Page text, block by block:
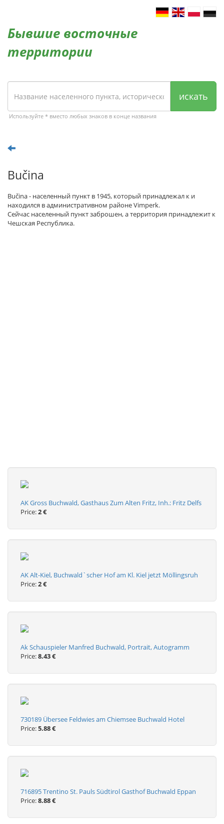
Бывшие восточные
территории
искать
Используйте * вместо любых знаков в конце названия
Bučina
Bučina - населенный пункт в 1945, который принадлежал к и
находился в административном районе Vimperk.
Сейчас населенный пункт заброшен, а территория принадлежит к
Чешская Республика.
AK Gross Buchwald, Gasthaus Zum Alten Fritz, Inh.: Fritz Delfs
Price:2 €
AK Alt-Kiel, Buchwald`scher Hof am Kl. Kiel jetzt Möllingsruh
Price:2 €
Ak Schauspieler Manfred Buchwald, Portrait, Autogramm
Price:8.43 €
730189 Übersee Feldwies am Chiemsee Buchwald Hotel
Price:5.88 €
716895 Trentino St. Pauls Südtirol Gasthof Buchwald Eppan
Price:8.88 €